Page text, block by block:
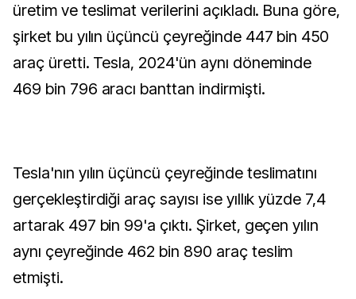
üretim ve teslimat verilerini açıkladı. Buna göre,
şirket bu yılın üçüncü çeyreğinde 447 bin 450
araç üretti. Tesla, 2024'ün aynı döneminde
469 bin 796 aracı banttan indirmişti.
Tesla'nın yılın üçüncü çeyreğinde teslimatını
gerçekleştirdiği araç sayısı ise yıllık yüzde 7,4
artarak 497 bin 99'a çıktı. Şirket, geçen yılın
aynı çeyreğinde 462 bin 890 araç teslim
etmişti.